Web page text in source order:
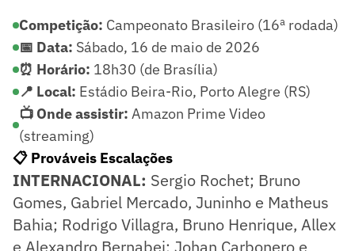
Competição: Campeonato Brasileiro (16ª rodada)
📅 Data: Sábado, 16 de maio de 2026
⏰ Horário: 18h30 (de Brasília)
📍 Local: Estádio Beira-Rio, Porto Alegre (RS)
📺 Onde assistir: Amazon Prime Video
(streaming)
📋 Prováveis Escalações
INTERNACIONAL: Sergio Rochet; Bruno
Gomes, Gabriel Mercado, Juninho e Matheus
Bahia; Rodrigo Villagra, Bruno Henrique, Allex
e Alexandro Bernabei; Johan Carbonero e